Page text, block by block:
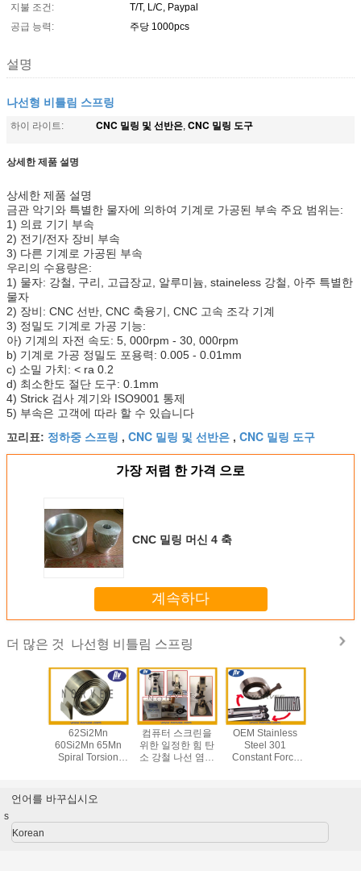
지불 조건:
T/T, L/C, Paypal
공급 능력:
주당 1000pcs
설명
나선형 비틀림 스프링
하이 라이트: CNC 밀링 및 선반은, CNC 밀링 도구
상세한 제품 설명
상세한 제품 설명
금관 악기와 특별한 물자에 의하여 기계로 가공된 부속 주요 범위는:
1) 의료 기기 부속
2) 전기/전자 장비 부속
3) 다른 기계로 가공된 부속
우리의 수용량은:
1) 물자: 강철, 구리, 고급장교, 알루미늄, staineless 강철, 아주 특별한
물자
2) 장비: CNC 선반, CNC 축융기, CNC 고속 조각 기계
3) 정밀도 기계로 가공 기능:
아) 기계의 자전 속도: 5, 000rpm - 30, 000rpm
b) 기계로 가공 정밀도 포용력: 0.005 - 0.01mm
c) 소밀 가치: < ra 0.2
d) 최소한도 절단 도구: 0.1mm
4) Strick 검사 계기와 ISO9001 통제
5) 부속은 고객에 따라 할 수 있습니다
꼬리표: 정하중 스프링 , CNC 밀링 및 선반은 , CNC 밀링 도구
가장 저렴 한 가격 으로
CNC 밀링 머신 4 축
계속하다
더 많은 것 나선형 비틀림 스프링
62Si2Mn
60Si2Mn 65Mn
Spiral Torsion
컴퓨터 스크린을
위한 일정한 힘 탄
소 강철 나선 염력
OEM Stainless
Steel 301
Constant Force
언어를 바꾸십시오
s
Korean